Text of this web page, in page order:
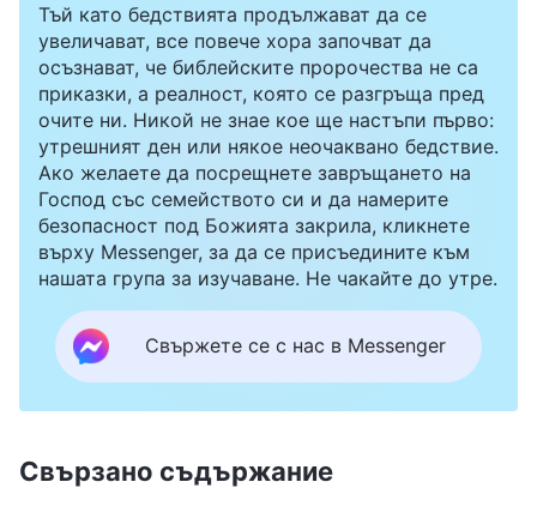
Тъй като бедствията продължават да се
увеличават, все повече хора започват да
осъзнават, че библейските пророчества не са
приказки, а реалност, която се разгръща пред
очите ни. Никой не знае кое ще настъпи първо:
утрешният ден или някое неочаквано бедствие.
Ако желаете да посрещнете завръщането на
Господ със семейството си и да намерите
безопасност под Божията закрила, кликнете
върху Messenger, за да се присъедините към
нашата група за изучаване. Не чакайте до утре.
Свържете се с нас в Messenger
Свързано съдържание